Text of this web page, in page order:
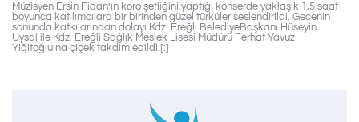
Müzisyen Ersin Fidan’ın koro şefliğini yaptığı konserde yaklaşık 1,5 saat
boyunca katılımcılara bir birinden güzel türküler seslendirildi. Gecenin
sonunda katkılarından dolayı Kdz. Ereğli BelediyeBaşkanı Hüseyin
Uysal ile Kdz. Ereğli Sağlık Meslek Lisesi Müdürü Ferhat Yavuz
Yiğitoğlu’na çiçek takdim edildi.[:]